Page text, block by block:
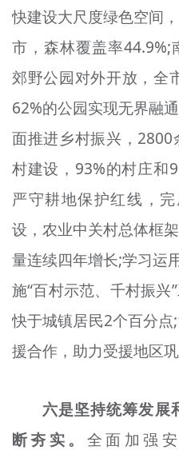
快建设大尺度绿色空间
市，森林覆盖率44.9%;
郊野公园对外开放，全
62%的公园实现无界融
面推进乡村振兴，
村建设，93%的村庄和
严守耕地保护红线，
设，农业中关村总体框
量连续四年增长;学习运
施“百村示范、千村振兴
快于城镇居民2个百分
援合作，助力受援地区
六是坚持统筹发展
断夯实。 全面加强